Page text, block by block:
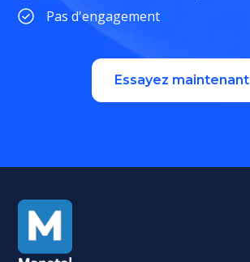
Pas d'engagement
Essayez maintenant